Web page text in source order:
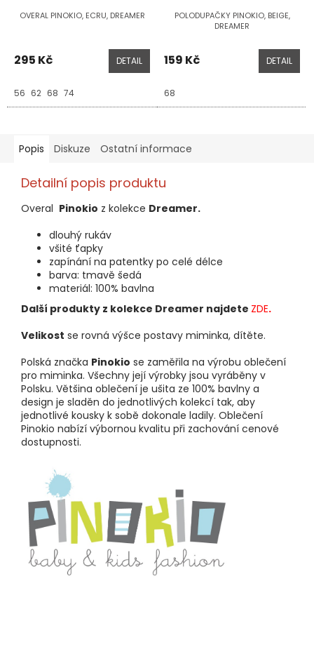
OVERAL PINOKIO, ECRU, DREAMER
295 Kč DETAIL
56 62 68 74
POLODUPAČKY PINOKIO, BEIGE,
DREAMER
159 Kč DETAIL
68
Popis Diskuze Ostatní informace
Detailní popis produktu
Overal Pinokio z kolekce Dreamer.
dlouhý rukáv
všité ťapky
zapínání na patentky po celé délce
barva: tmavě šedá
materiál: 100% bavlna
Další produkty z kolekce Dreamer najdete ZDE.
Velikost se rovná výšce postavy miminka, dítěte.
Polská značka Pinokio se zaměřila na výrobu oblečení
pro miminka. Všechny její výrobky jsou vyráběny v
Polsku. Většina oblečení je ušita ze 100% bavlny a
design je sladěn do jednotlivých kolekcí tak, aby
jednotlivé kousky k sobě dokonale ladily. Oblečení
Pinokio nabízí výbornou kvalitu při zachování cenové
dostupnosti.